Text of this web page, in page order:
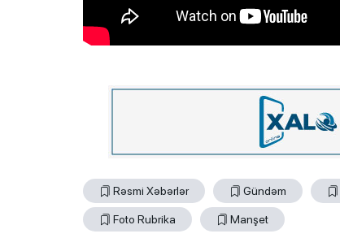
Rəsmi Xəbərlər Gündəm
Foto Rubrika Manşet